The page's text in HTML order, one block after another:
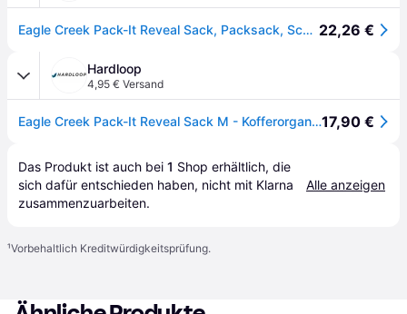
Eagle Creek Pack-It Reveal Sack, Packsack, Schwarz 22,26 €
Hardloop
4,95 € Versand
Eagle Creek Pack-It Reveal Sack M - Kofferorganizer Black 8 L17,90 €
Das Produkt ist auch bei 1 Shop erhältlich, die
sich dafür entschieden haben, nicht mit Klarna
zusammenzuarbeiten.
Alle anzeigen
¹Vorbehaltlich Kreditwürdigkeitsprüfung.